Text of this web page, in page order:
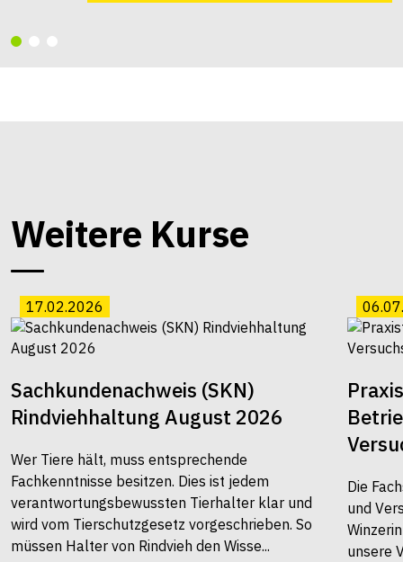
Weitere Kurse
17.02.2026
Sachkundenachweis (SKN)
Rindviehhaltung August 2026
Wer Tiere hält, muss entsprechende
Fachkenntnisse besitzen. Dies ist jedem
verantwortungsbewussten Tierhalter klar und
wird vom Tierschutzgesetz vorgeschrieben. So
müssen Halter von Rindvieh den Wisse...
Die
und
unsere